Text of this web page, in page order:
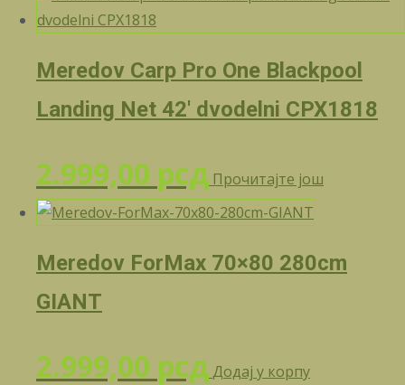
Meredov Carp Pro One Blackpool
Landing Net 42′ dvodelni CPX1818
2.999,00 рсд Прочитајте још
Meredov ForMax 70×80 280cm
GIANT
2.999,00 рсд Додај у корпу